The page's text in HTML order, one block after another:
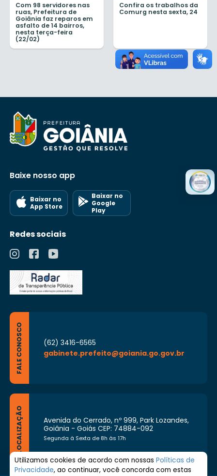
Com 98 servidores nas
ruas, Prefeitura de
Goiânia faz reparos em
asfalto de 14 bairros,
nesta terça-feira
(22/02)
Confira os trabalhos da
Comurg nesta sexta, 24
Baixe nosso app
Baixar no
App Store
Baixar no
Google
Play
Redes sociais
FALE CONOSCO
(62) 3416-6565
gabinete.prefeito@goiania.go.gov.br
LOCALIZAÇÃO
Avenida do Cerrado, nº 999, Park Lozandes,
Goiânia - Goiás CEP: 74884-092
Segunda à Sexta de 8h às 17h
Utilizamos cookies de acordo com nossas Políticas de
Privacidade, ao continuar, você concorda com estas